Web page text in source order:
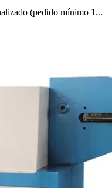
(pedido mínimo 1...